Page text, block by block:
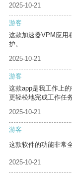
2025-10-21
游客
这款加速器VPM应用
护。
2025-10-21
游客
这款app是我工作上
更轻松地完成工作任务
2025-10-21
游客
这款软件的功能非常
2025-10-21